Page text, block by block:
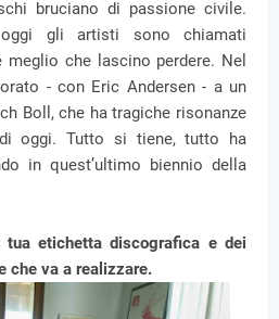
bruciano di passione civile.
gli artisti sono chiamati
meglio che lascino perdere. Nel
- con Eric Andersen - a un
Boll, che ha tragiche risonanze
di oggi. Tutto si tiene, tutto ha
in quest’ultimo biennio della
tua etichetta discografica e dei
che va a realizzare.